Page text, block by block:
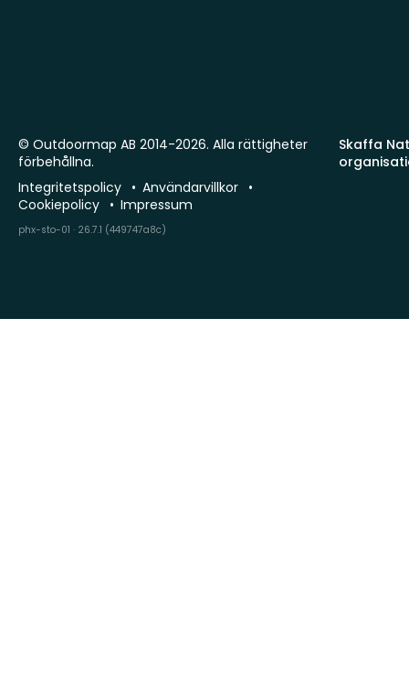
Skaffa
© Outdoormap AB 2014-2026. Alla rättigheter
förbehållna.
Integritetspolicy
Användarvillkor
Cookiepolicy
Impressum
phx-sto-01 · 26.7.1 (449747a8c)